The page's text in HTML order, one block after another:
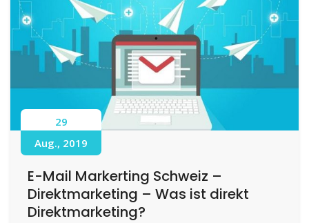
29
Aug., 2019
E-Mail Markerting Schweiz –
Direktmarketing – Was ist direkt
Direktmarketing?